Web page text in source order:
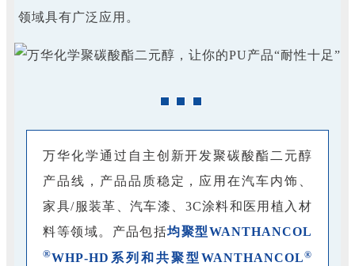
领域具有广泛应用。
万华化学通过自主创新开发聚碳酸酯二元醇
产品线，产品品质稳定，应用在汽车内饰、
家具/服装革、汽车漆、3C涂料和医用植入材
料等领域。产品包括均聚型WANTHANCOL
®WHP-HD系列和共聚型WANTHANCOL®